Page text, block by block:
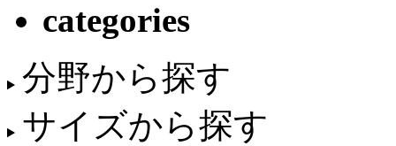
categories
分野から探す
サイズから探す